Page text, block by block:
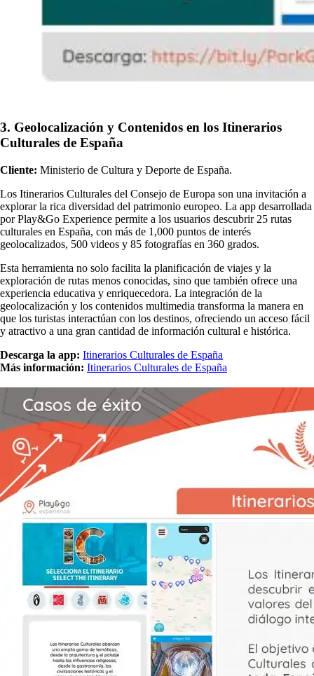
3. Geolocalización y Contenidos en los Itinerarios
Culturales de España
Cliente: Ministerio de Cultura y Deporte de España.
Los Itinerarios Culturales del Consejo de Europa son una invitación a
explorar la rica diversidad del patrimonio europeo. La app desarrollada
por Play&Go Experience permite a los usuarios descubrir 25 rutas
culturales en España, con más de 1,000 puntos de interés
geolocalizados, 500 videos y 85 fotografías en 360 grados.
Esta herramienta no solo facilita la planificación de viajes y la
exploración de rutas menos conocidas, sino que también ofrece una
experiencia educativa y enriquecedora. La integración de la
geolocalización y los contenidos multimedia transforma la manera en
que los turistas interactúan con los destinos, ofreciendo un acceso fácil
y atractivo a una gran cantidad de información cultural e histórica.
Descarga la app: Itinerarios Culturales de España
Más información: Itinerarios Culturales de España